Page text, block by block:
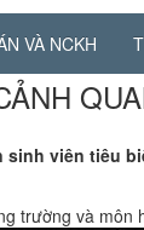
VÀ NCKH
sinh viên tiêu
trường và môn